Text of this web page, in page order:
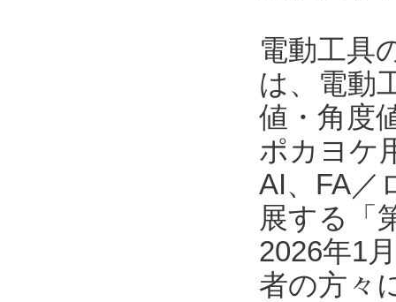
電動工具
は、電動
値・角度
ポカヨケ
AI、FA／
展する「
2026年1
者の方々